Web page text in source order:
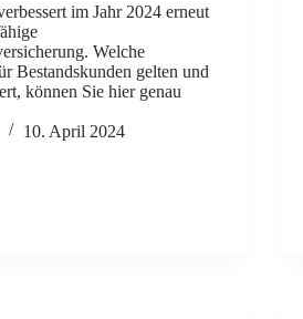
im Jahr 2024 erneut
Welche
Bestandskunden gelten und
können Sie hier genau
10. April 2024